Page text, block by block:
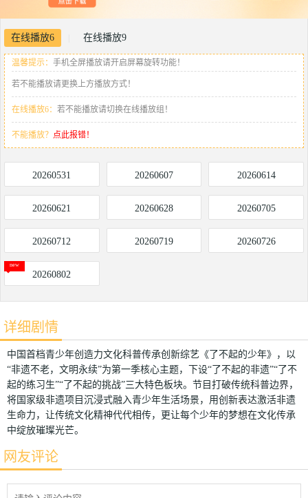
在线播放6 在线播放9
温馨提示： 手机全屏播放请开启屏幕旋转功能！
若不能播放请更换上方播放方式！
在线播放6： 若不能播放请切换在线播放组！
不能播放？ 点此报错！
20260531 20260607 20260614
20260621 20260628 20260705
20260712 20260719 20260726
20260802
详细剧情
中国首档青少年创造力文化科普传承创新综艺《了不起的少年》，以
“非遗不老，文明永续”为第一季核心主题，下设“了不起的非遗”“了不
起的练习生”“了不起的挑战”三大特色板块。节目打破传统科普边界，
将国家级非遗项目沉浸式融入青少年生活场景，用创新表达激活非遗
生命力，让传统文化精神代代相传，更让每个少年的梦想在文化传承
中绽放璀璨光芒。
网友评论